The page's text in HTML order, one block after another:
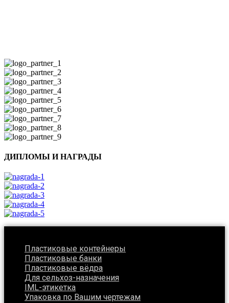
ДИПЛОМЫ И НАГРАДЫ
Пластиковые контейнеры
Пластиковые банки
Пластиковые вёдра
Для сельхоз-назначения
IML-этикетка
Упаковка по Вашим чертежам